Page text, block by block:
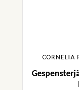
CORNELIA